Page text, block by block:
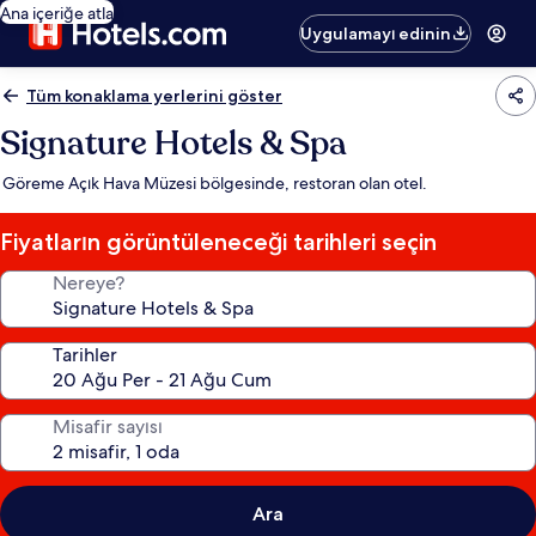
Ana içeriğe atla
Uygulamayı edinin
Tüm konaklama yerlerini göster
Signature Hotels & Spa
Göreme Açık Hava Müzesi bölgesinde, restoran olan otel.
Fiyatların görüntüleneceği tarihleri seçin
Nereye?
Tarihler
Misafir sayısı
Ara